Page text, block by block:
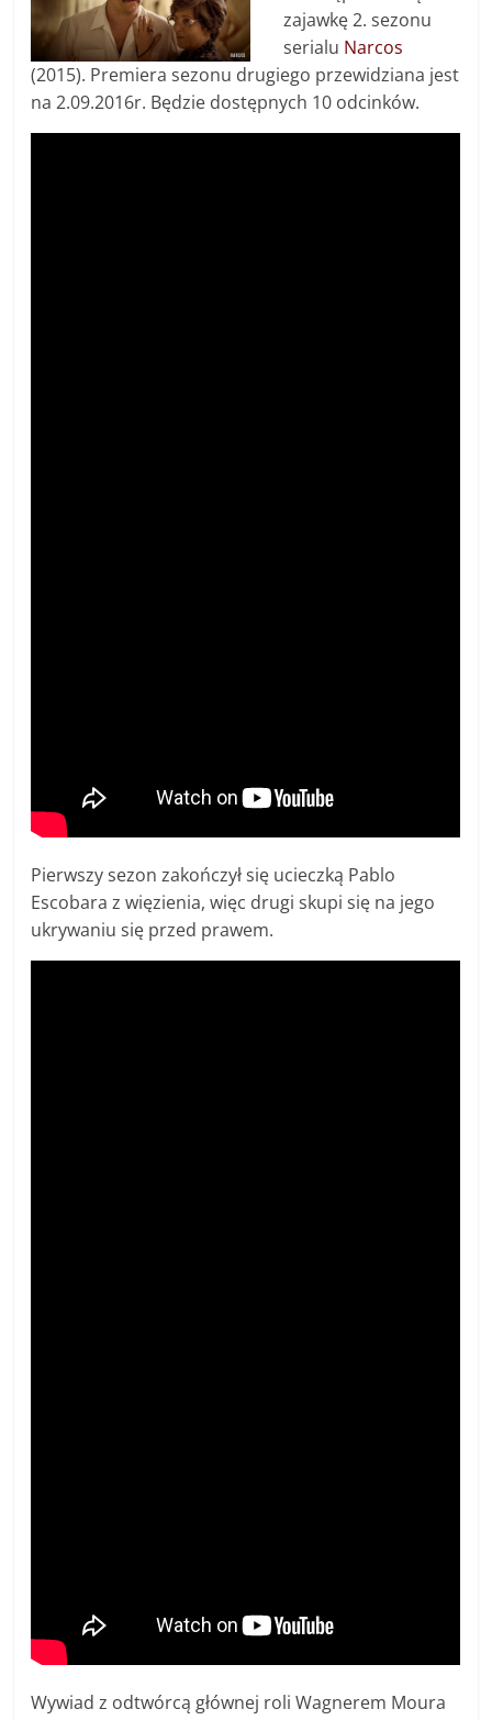
zajawkę 2. sezonu
serialu Narcos
(2015). Premiera sezonu drugiego przewidziana jest
na 2.09.2016r. Będzie dostępnych 10 odcinków.
Pierwszy sezon zakończył się ucieczką Pablo
Escobara z więzienia, więc drugi skupi się na jego
ukrywaniu się przed prawem.
Wywiad z odtwórcą głównej roliWagnerem Moura